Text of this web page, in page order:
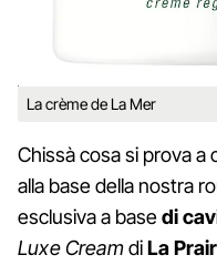
La crème de La Mer
Chissà cosa si prova a
alla base della nostra
esclusiva a basedi
Luxe CreamdiLa